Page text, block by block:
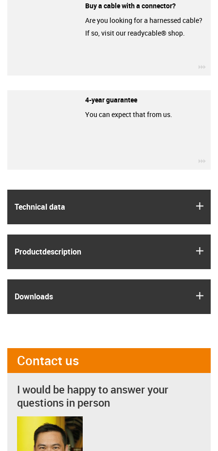
Technical data
Product­description
Downloads
Buy a cable with a connector?
Are you looking for a harnessed cable?
If so, visit our readycable® shop.
4-year guarantee
You can expect that from us.
Contact us
I would be happy to answer your
questions in person